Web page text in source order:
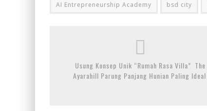
AI Entrepreneurship Academy bsd city
Usung Konsep Unik “Rumah Rasa Villa” The
Ayarahill Parung Panjang Hunian Paling Ideal